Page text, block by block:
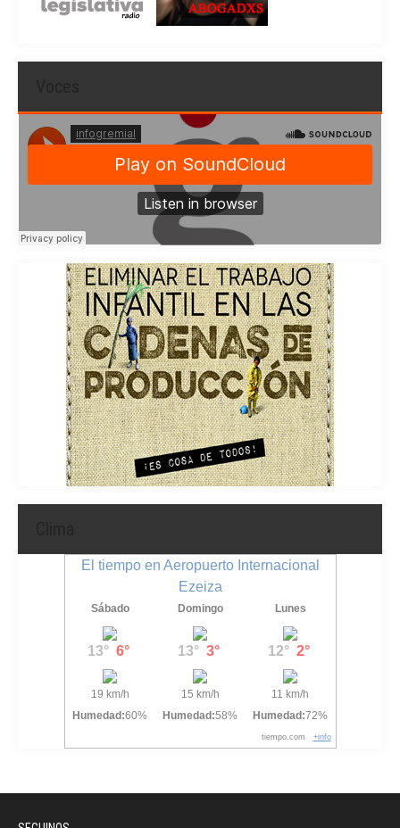
El tiempo en Aeropuerto Internacional
Ezeiza
Sábado
13° 6°
19 km/h
Humedad:60%
Domingo
13° 3°
15 km/h
Humedad:58%
Lunes
12° 2°
11 km/h
Humedad:72%
tiempo.com +info